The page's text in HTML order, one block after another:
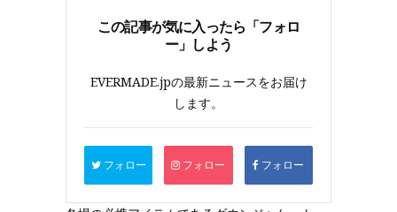
この記事が気に入ったら「フォロ
ー」しよう
EVERMADE.jpの最新ニュースをお届け
します。
フォロー フォロー フォロー